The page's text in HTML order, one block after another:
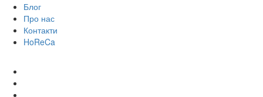
Блог
Про нас
Контакти
HoReCa